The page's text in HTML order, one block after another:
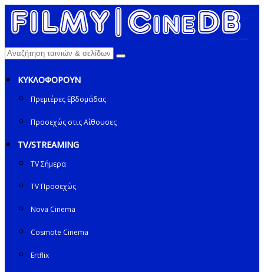
ΚΥΚΛΟΦΟΡΟΥΝ
Πρεμιέρες Εβδομάδας
Προσεχώς στις Αίθουσες
TV/STREAMING
TV Σήμερα
TV Προσεχώς
Nova Cinema
Cosmote Cinema
Ertflix